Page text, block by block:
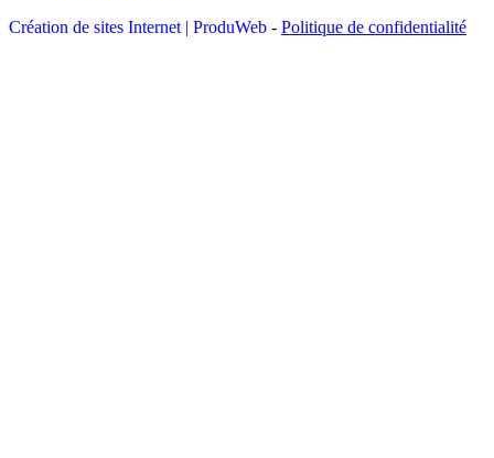
Création de sites Internet | ProduWeb - Politique de confidentialité